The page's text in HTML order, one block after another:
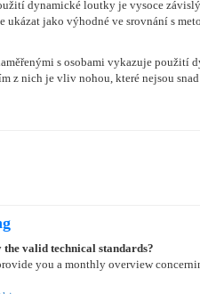
dynamické loutky je vysoce
jako výhodné ve srovnání s
s osobami vykazuje
z nich je vliv nohou, které nejsou
the valid technical standards?
you a monthly overview